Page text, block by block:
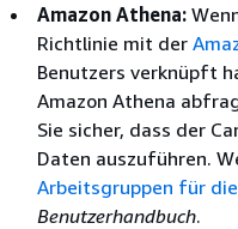
Amazon Athena:
Richtlinie mit der
Benutzers verknüpft
Amazon Athena
Sie sicher, dass der
Daten auszuführen.
Arbeitsgruppen für
Benutzerhandbuch.